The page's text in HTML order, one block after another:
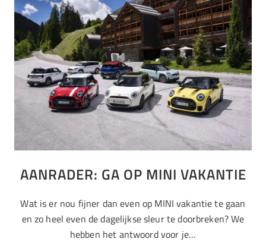
AANRADER: GA OP MINI VAKANTIE
Wat is er nou fijner dan even op MINI vakantie te gaan
en zo heel even de dagelijkse sleur te doorbreken? We
hebben het antwoord voor je…